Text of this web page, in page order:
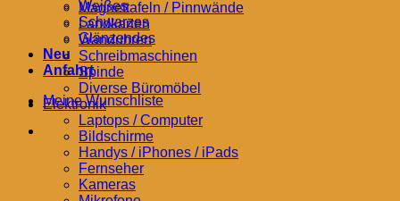
Weißes
Schwarzes
Glänzendes
Neu
Anfahrt
Meine Wunschliste
Magnettafeln / Pinnwände
Landkarten
Wanduhren
Schreibmaschinen
Spinde
Diverse Büromöbel
Elektronik
Laptops / Computer
Bildschirme
Handys / iPhones / iPads
Fernseher
Kameras